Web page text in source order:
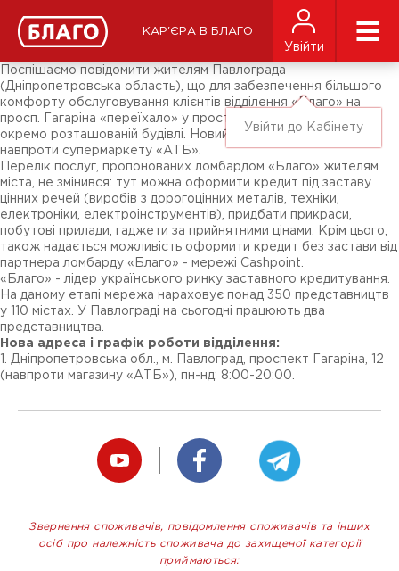
КАР'ЄРА В БЛАГО
Увійти
Увійти до Кабінету
ЗМІ про нас
Підписники соц-мереж
Ярмарки
Поспішаємо повідомити жителям Павлограда
(Дніпропетровська область), що для забезпечення більшого
комфорту обслуговування клієнтів відділення «Благо» на
просп. Гагаріна «переїхало» у просторіше приміщення в
окремо розташованій будівлі. Новий офіс розташувався
навпроти супермаркету «АТБ».
Перелік послуг, пропонованих ломбардом «Благо» жителям
міста, не змінився: тут можна оформити кредит під заставу
цінних речей (виробів з дорогоцінних металів, техніки,
електроніки, електроінструментів), придбати прикраси,
побутові прилади, гаджети за прийнятними цінами. Крім цього,
також надається можливість оформити кредит без застави від
партнера ломбарду «Благо» - мережі Cashpoint.
«Благо» - лідер українського ринку заставного кредитування.
На даному етапі мережа нараховує понад 350 представництв
у 110 містах. У Павлограді на сьогодні працюють два
представництва.
Нова адреса і графік роботи відділення:
1. Дніпропетровська обл., м. Павлоград, проспект Гагаріна, 12
(навпроти магазину «АТБ»), пн-нд: 8:00-20:00.
Звернення споживачів, повідомлення споживачів та інших
осіб про належність споживача до захищеної категорії
приймаються: